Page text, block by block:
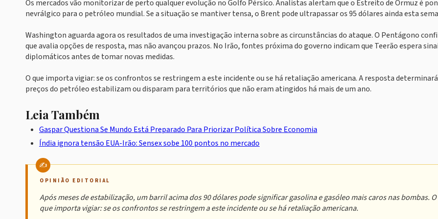
Os mercados vão monitorizar de perto qualquer evolução no Golfo Pérsico. Analistas alertam que o Estreito de Ormuz é
nevrálgico para o petróleo mundial. Se a situação se mantiver tensa, o Brent pode ultrapassar os 95 dólares ainda esta
Washington aguarda agora os resultados de uma investigação interna sobre as circunstâncias do ataque. O Pentágono
que avalia opções de resposta, mas não avançou prazos. No Irão, fontes próxima do governo indicam que Teerão espera
diplomáticos antes de tomar novas medidas.
O que importa vigiar: se os confrontos se restringem a este incidente ou se há retaliação americana. A resposta determinará
preços do petróleo estabilizam ou disparam para territórios que não eram atingidos há mais de um ano.
Leia Também
Gaspar Questiona Se Mundo Está Preparado Para Priorizar Política Sobre Economia
Índia ignora tensão EUA-Irão: Sensex sobe 100 pontos no mercado
OPINIÃO EDITORIAL
Após meses de estabilização, um barril acima dos 90 dólares pode significar gasolina e gasóleo mais caros nas bombas. O
que importa vigiar: se os confrontos se restringem a este incidente ou se há retaliação americana.